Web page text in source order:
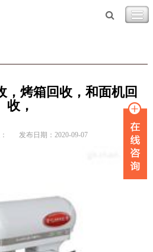
，烤箱回收，和面机回
收，
发布日期：2020-09-07